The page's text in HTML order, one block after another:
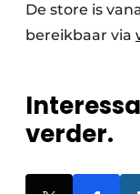
De store is
bereikbaar via
verder.